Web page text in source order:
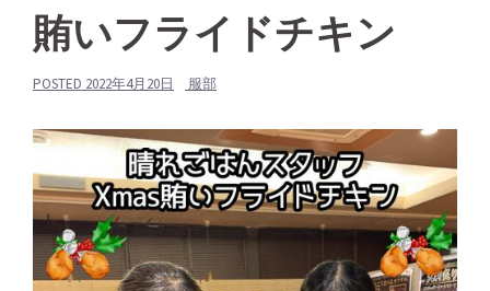
賄いフライドチキン
POSTED 2022年4月20日 服部